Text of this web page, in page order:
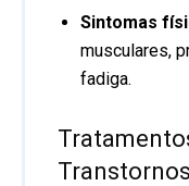
Sintomas
musculares,
fadiga.